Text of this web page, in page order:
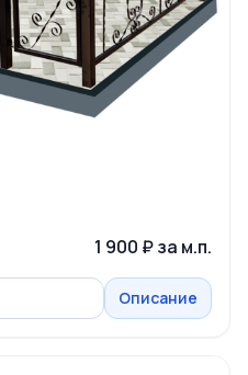
1 900 ₽ за м.п.
Описание